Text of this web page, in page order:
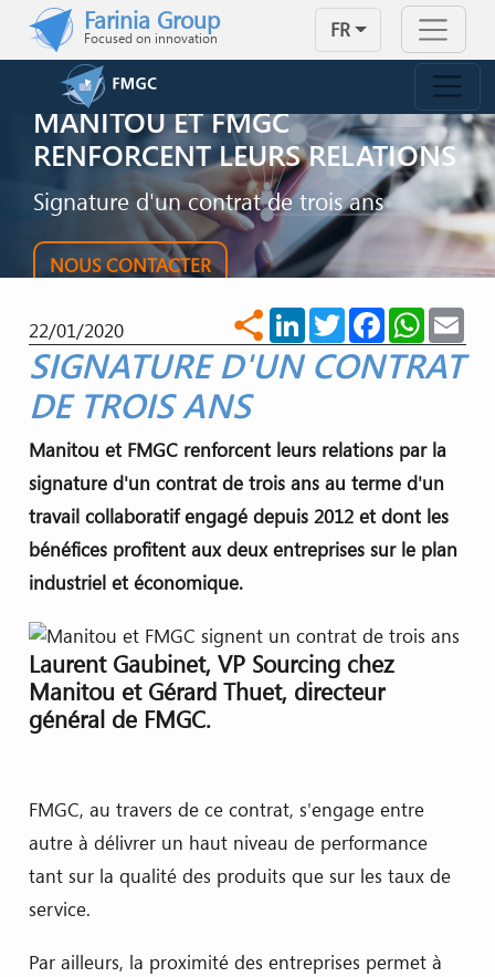
Skip to main content
Farinia Group
Focused on innovation FR
MANITOU ET FMGC
RENFORCENT LEURS RELATIONS
Signature d'un contrat de trois ans
NOUS CONTACTER
22/01/2020 share LinkedInTwitterFacebook
SIGNATURE D'UN CONTRAT
DE TROIS ANS
Manitou et FMGC renforcent leurs relations par la
signature d'un contrat de trois ans au terme d'un
travail collaboratif engagé depuis 2012 et dont les
bénéfices profitent aux deux entreprises sur le plan
industriel et économique.
Laurent Gaubinet, VP Sourcing chez
Manitou et Gérard Thuet, directeur
général de FMGC.
FMGC, au travers de ce contrat, s'engage entre
autre à délivrer un haut niveau de performance
tant sur la qualité des produits que sur les taux de
service.
Par ailleurs, la proximité des entreprises permet à